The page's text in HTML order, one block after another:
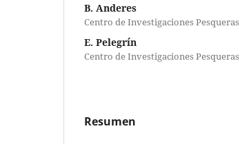
B. Anderes
Centro de Investigaciones Pesqueras
E. Pelegrín
Centro de Investigaciones Pesqueras
Resumen